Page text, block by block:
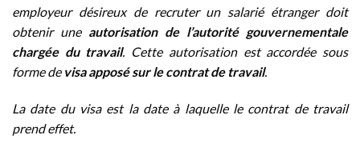
employeur désireux de recruter un salarié étranger doit
obtenir une autorisation de l’autorité gouvernementale
chargée du travail. Cette autorisation est accordée sous
forme de visa apposé sur le contrat de travail.
La date du visa est la date à laquelle le contrat de travail
prend effet.